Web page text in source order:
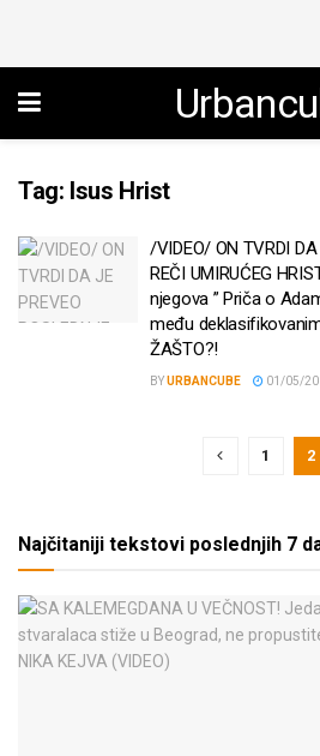
Tag: Isus Hrist
/VIDEO/ ON TVRDI DA
REČI UMIRUĆEG
njegova ” Priča o
među
ŽAŠTO?!
BYURBANCUBE 01/05/
1 2
Najčitaniji tekstovi poslednjih 7